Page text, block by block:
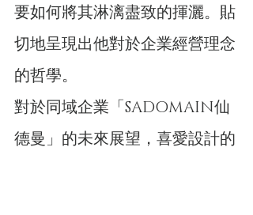
要如何將其淋漓盡致的揮灑。貼
切地呈現出他對於企業經營理念
的哲學。
對於同域企業「SADOMAIN仙
德曼」的未來展望，喜愛設計的